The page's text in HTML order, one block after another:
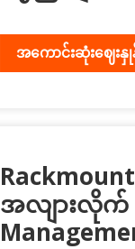
အကောင်းဆုံးဈေးနှု
အလျားလိုက်